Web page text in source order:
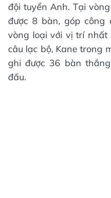
đội tuyển Anh. Tại
được 8 bàn, góp công
vòng loại với vị trí nhất
câu lạc bộ, Kane trong
ghi được 36 bàn
đấu.